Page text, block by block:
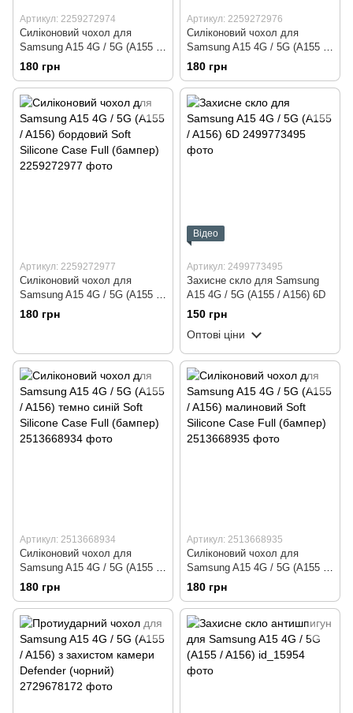
Артикул: 2259272974
Силіконовий чохол для
Samsung A15 4G / 5G (A155 /
A156) темно зелений Soft
Silicone Case Full (бампер)
180 грн
Артикул: 2259272976
Силіконовий чохол для
Samsung A15 4G / 5G (A155 /
A156) червоний Soft Silicone
Case Full (бампер)
180 грн
Артикул: 2259272977
Силіконовий чохол для
Samsung A15 4G / 5G (A155 /
A156) бордовий Soft Silicone
Case Full (бампер)
180 грн
Відео
Артикул: 2499773495
Захисне скло для Samsung
A15 4G / 5G (A155 / A156) 6D
150 грн
Оптові ціни
Артикул: 2513668934
Силіконовий чохол для
Samsung A15 4G / 5G (A155 /
A156) темно синій Soft
Silicone Case Full (бампер)
180 грн
Артикул: 2513668935
Силіконовий чохол для
Samsung A15 4G / 5G (A155 /
A156) малиновий Soft Silicone
Case Full (бампер)
180 грн